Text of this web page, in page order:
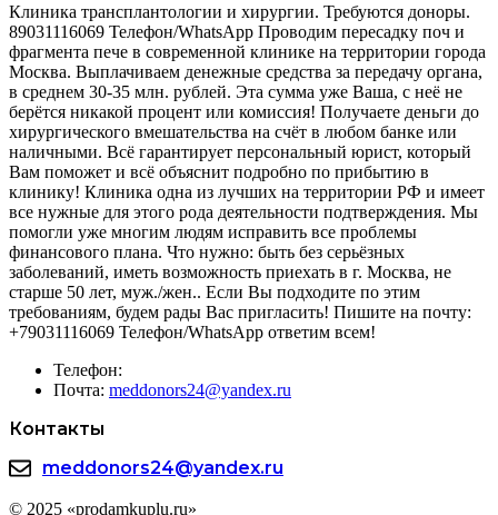
Клиника трансплантологии и хирургии. Требуются доноры.
89031116069 Телефон/WhatsApp Проводим пересадку поч и
фрагмента пече в современной клинике на территории города
Москва. Выплачиваем денежные средства за передачу органа,
в среднем 30-35 млн. рублей. Эта сумма уже Ваша, с неё не
берётся никакой процент или комиссия! Получаете деньги до
хирургического вмешательства на счёт в любом банке или
наличными. Всё гарантирует персональный юрист, который
Вам поможет и всё объяснит подробно по прибытию в
клинику! Клиника одна из лучших на территории РФ и имеет
все нужные для этого рода деятельности подтверждения. Мы
помогли уже многим людям исправить все проблемы
финансового плана. Что нужно: быть без серьёзных
заболеваний, иметь возможность приехать в г. Москва, не
старше 50 лет, муж./жен.. Если Вы подходите по этим
требованиям, будем рады Вас пригласить! Пишите на почту:
+79031116069 Телефон/WhatsApp ответим всем!
Телефон:
Почта: meddonors24@yandex.ru
Контакты
meddonors24@yandex.ru
© 2025 «prodamkuplu.ru»